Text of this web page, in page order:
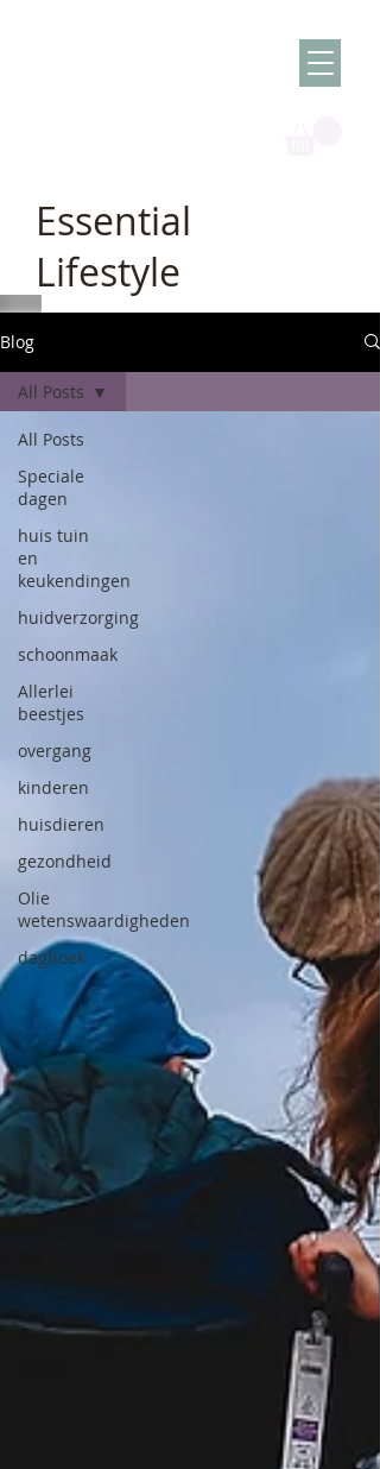
Essential
Lifestyle
Blog
All Posts
Speciale
dagen
huis tuin
en
keukendingen
huidverzorging
schoonmaak
Allerlei
beestjes
overgang
kinderen
huisdieren
gezondheid
Olie
wetenswaardigheden
dagboek
All Posts